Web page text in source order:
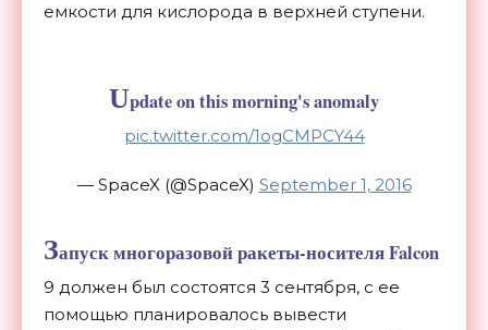
емкости для кислорода в верхней ступени.
Update on this morning's anomaly
pic.twitter.com/1ogCMPCY44
— SpaceX (@SpaceX) September 1, 2016
Запуск многоразовой ракеты-носителя Falcon
9 должен был состоятся 3 сентября, с ее
помощью планировалось вывести